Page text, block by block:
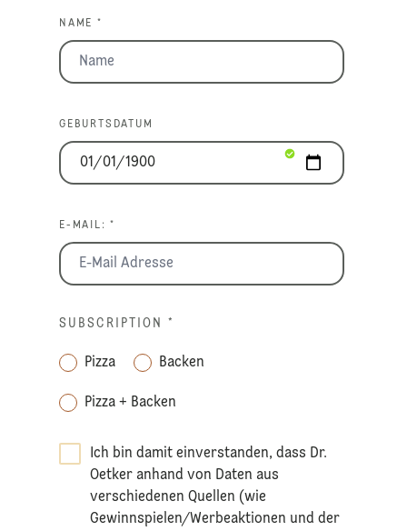
NAME *
GEBURTSDATUM
E-MAIL: *
SUBSCRIPTION *
Pizza Backen
Pizza + Backen
Ich bin damit einverstanden, dass Dr.
Oetker anhand von Daten aus
verschiedenen Quellen (wie
Gewinnspielen/Werbeaktionen und der